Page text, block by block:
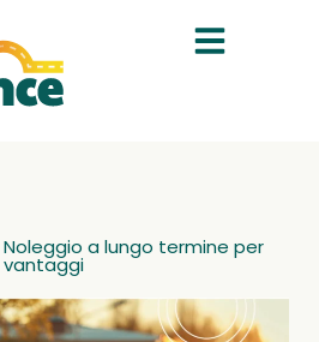
Noleggio a lungo termine per
vantaggi